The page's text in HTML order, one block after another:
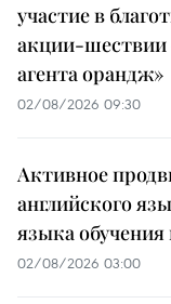
участие в
акции-
агента орандж»
02/08/2026 09:30
Активное
английского
языка
02/08/2026 03:00